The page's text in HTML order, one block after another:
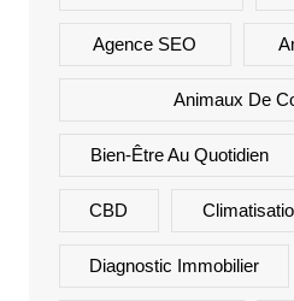
Agence SEO
Animaux De
Bien-Être Au Quotidien
CBD
Diagnostic Immobilier